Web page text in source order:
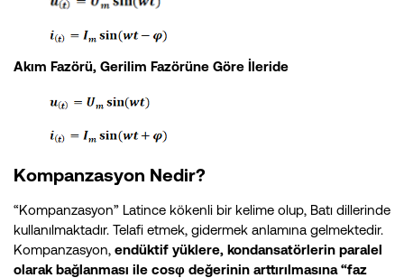
Akım Fazörü, Gerilim Fazörüne Göre İleride
Kompanzasyon Nedir?
“Kompanzasyon” Latince kökenli bir kelime olup, Batı dillerinde
kullanılmaktadır. Telafi etmek, gidermek anlamına gelmektedir.
Kompanzasyon, endüktif yüklere, kondansatörlerin paralel
olarak bağlanması ile cosφ değerinin arttırılmasına “faz